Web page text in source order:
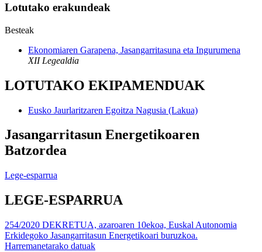
Lotutako erakundeak
Besteak
Ekonomiaren Garapena, Jasangarritasuna eta Ingurumena
XII Legealdia
LOTUTAKO EKIPAMENDUAK
Eusko Jaurlaritzaren Egoitza Nagusia (Lakua)
Jasangarritasun Energetikoaren
Batzordea
Lege-esparrua
LEGE-ESPARRUA
254/2020 DEKRETUA, azaroaren 10ekoa, Euskal Autonomia
Erkidegoko Jasangarritasun Energetikoari buruzkoa.
Harremanetarako datuak